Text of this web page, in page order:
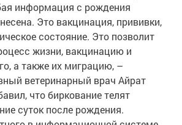
информация с рождения
Это вакцинация, прививки,
состояние. Это позволит
жизни, вакцинацию и
а также их миграцию, –
ветеринарный врач Айрат
что биркование телят
суток после рождения.